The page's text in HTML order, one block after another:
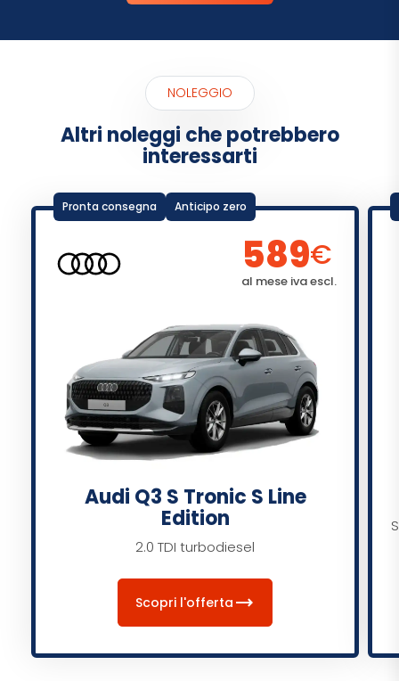
NOLEGGIO
Altri noleggi che potrebbero
interessarti
589€
al mese iva escl.
Pronta consegna Anticipo zero
Audi Q3 S Tronic S Line
Edition
2.0 TDI turbodiesel
Scopri l'offerta trending_flat